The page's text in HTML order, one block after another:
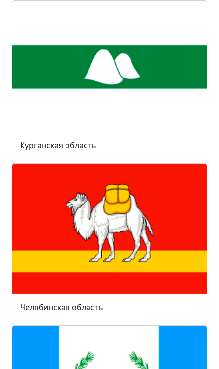
Курганская область
Челябинская область